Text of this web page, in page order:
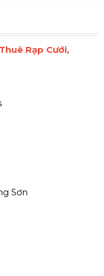
Rạp Cưới,
Sơn